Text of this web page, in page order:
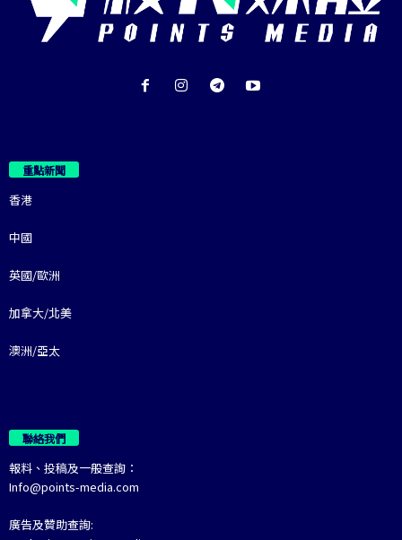
重點新聞
香港
中國
英國/歐洲
加拿大/北美
澳洲/亞太
聯絡我們
報料、投稿及一般查詢：
Info@points-media.com
廣告及贊助查詢: